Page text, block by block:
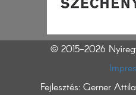
© 2015-2026
Fejlesztés: Gerner